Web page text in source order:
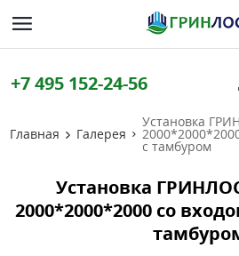
+7 495 152-24-56
Главная Галерея
Установка
с тамбуром
Установка
2000*2000*2000 со